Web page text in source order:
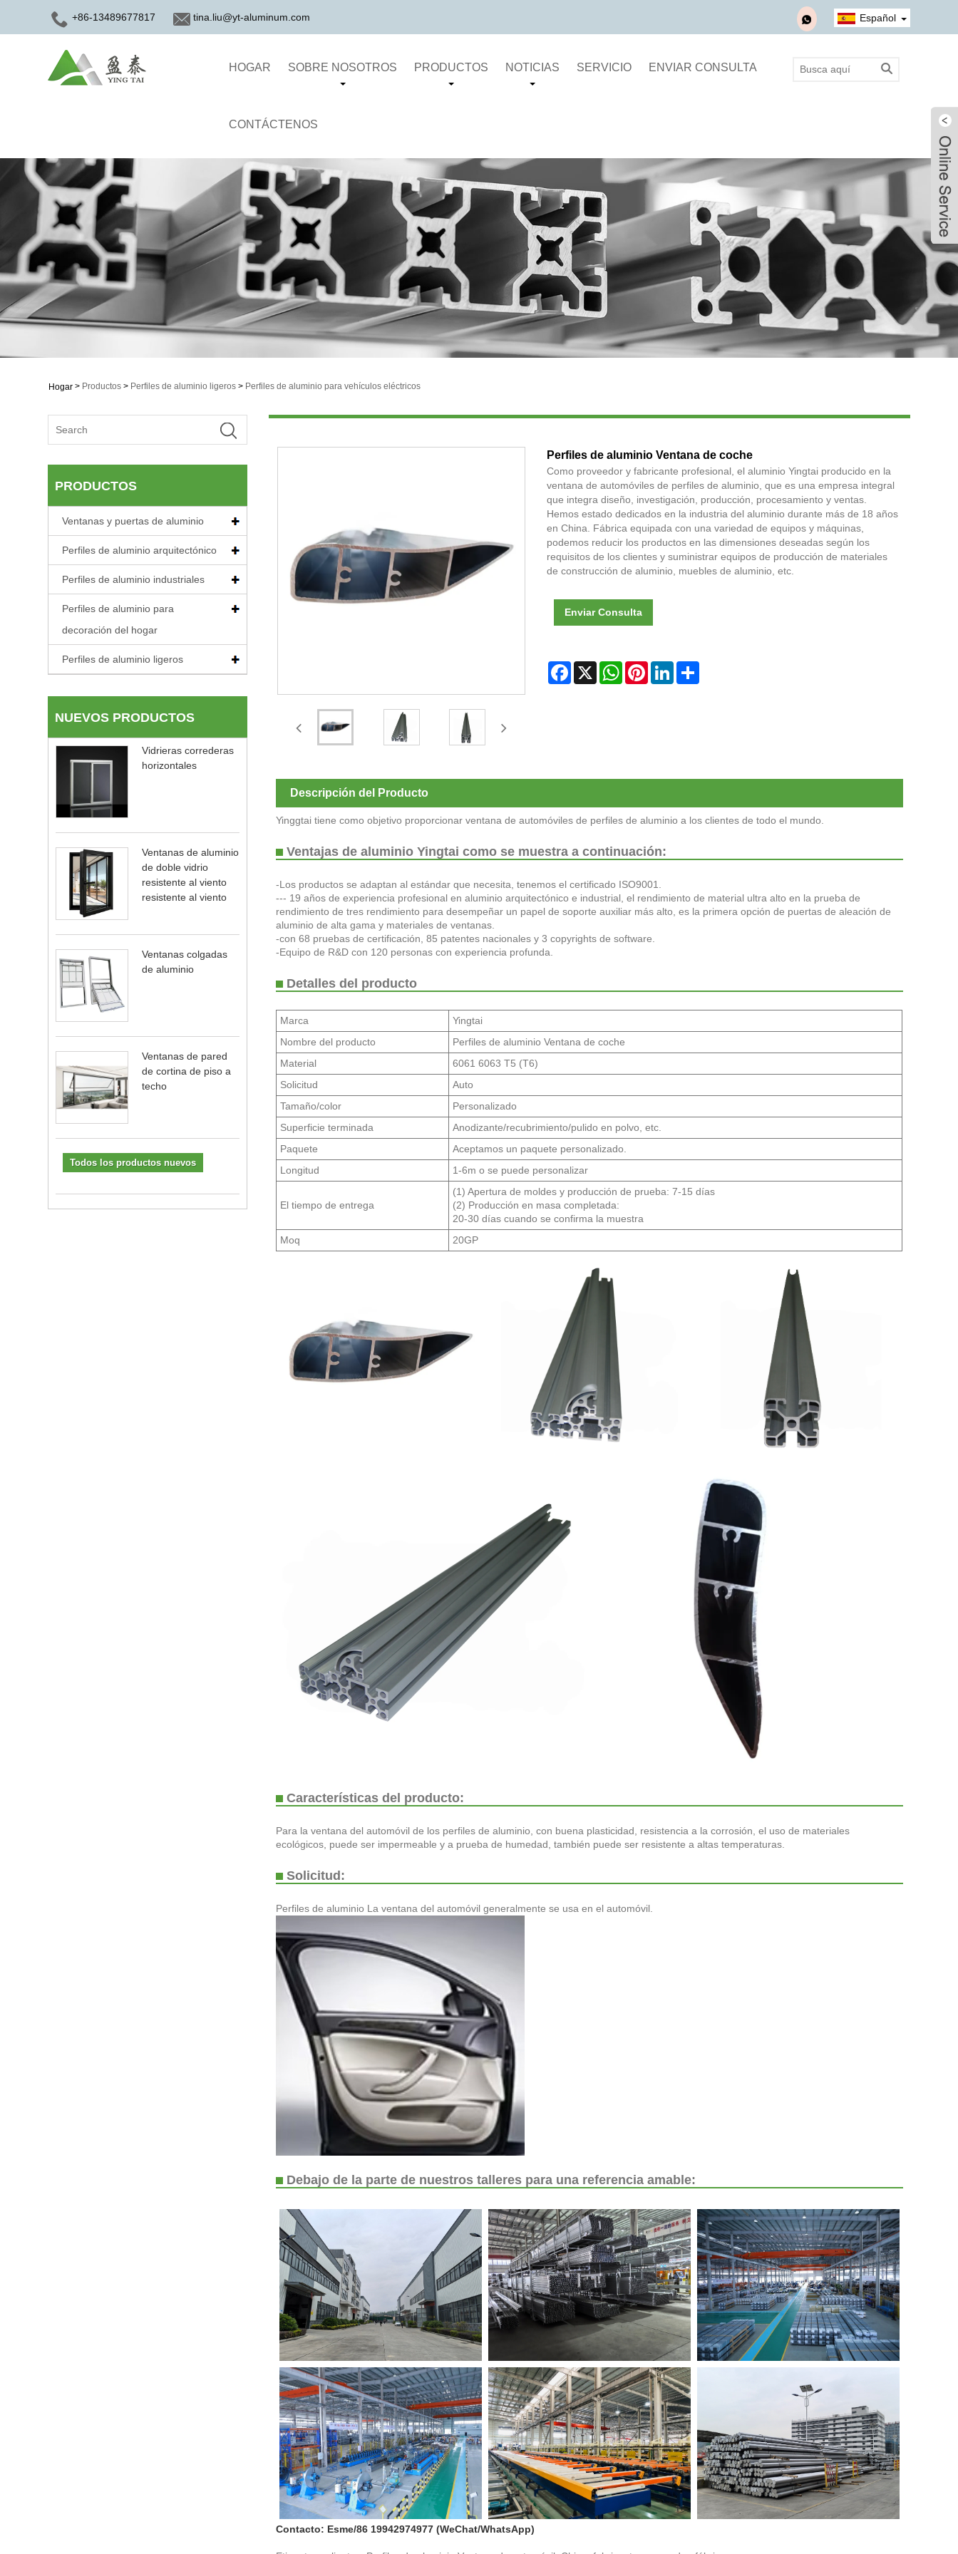
+86-13489677817 tina.liu@yt-aluminum.com Español
HOGAR SOBRE NOSOTROS PRODUCTOS NOTICIAS SERVICIO ENVIAR CONSULTA
CONTÁCTENOS
Hogar > Productos > Perfiles de aluminio ligeros > Perfiles de aluminio para vehículos eléctricos
PRODUCTOS
Ventanas y puertas de aluminio
Perfiles de aluminio arquitectónico
Perfiles de aluminio industriales
Perfiles de aluminio para
decoración del hogar
Perfiles de aluminio ligeros
NUEVOS PRODUCTOS
Vidrieras correderas
horizontales
Ventanas de aluminio
de doble vidrio
resistente al viento
resistente al viento
Ventanas colgadas
de aluminio
Ventanas de pared
de cortina de piso a
techo
Todos los productos nuevos
Perfiles de aluminio Ventana de coche
Como proveedor y fabricante profesional, el aluminio Yingtai producido en la
ventana de automóviles de perfiles de aluminio, que es una empresa integral
que integra diseño, investigación, producción, procesamiento y ventas.
Hemos estado dedicados en la industria del aluminio durante más de 18 años
en China. Fábrica equipada con una variedad de equipos y máquinas,
podemos reducir los productos en las dimensiones deseadas según los
requisitos de los clientes y suministrar equipos de producción de materiales
de construcción de aluminio, muebles de aluminio, etc.
Enviar Consulta
Facebook
X WhatsAppPinterestLinkedIn
Descripción del Producto
Yinggtai tiene como objetivo proporcionar ventana de automóviles de perfiles de aluminio a los clientes de todo el mundo.
Ventajas de aluminio Yingtai como se muestra a continuación:
-Los productos se adaptan al estándar que necesita, tenemos el certificado ISO9001.
--- 19 años de experiencia profesional en aluminio arquitectónico e industrial, el rendimiento de material ultra alto en la prueba de
rendimiento de tres rendimiento para desempeñar un papel de soporte auxiliar más alto, es la primera opción de puertas de aleación de
aluminio de alta gama y materiales de ventanas.
-con 68 pruebas de certificación, 85 patentes nacionales y 3 copyrights de software.
-Equipo de R&D con 120 personas con experiencia profunda.
Detalles del producto
Marca
Yingtai
Nombre del producto
Perfiles de aluminio Ventana de coche
Material
6061 6063 T5 (T6)
Solicitud
Auto
Tamaño/color
Personalizado
Superficie terminada
Anodizante/recubrimiento/pulido en polvo, etc.
Paquete
Aceptamos un paquete personalizado.
Longitud
1-6m o se puede personalizar
El tiempo de entrega
(1) Apertura de moldes y producción de prueba: 7-15 días
(2) Producción en masa completada:
20-30 días cuando se confirma la muestra
Moq
20GP
Características del producto:
Para la ventana del automóvil de los perfiles de aluminio, con buena plasticidad, resistencia a la corrosión, el uso de materiales
ecológicos, puede ser impermeable y a prueba de humedad, también puede ser resistente a altas temperaturas.
Solicitud:
Perfiles de aluminio La ventana del automóvil generalmente se usa en el automóvil.
Debajo de la parte de nuestros talleres para una referencia amable:
Contacto: Esme/86 19942974977 (WeChat/WhatsApp)